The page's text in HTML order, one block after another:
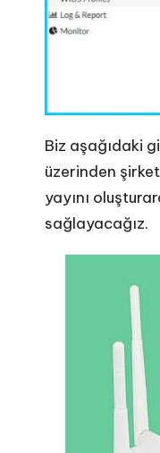
Biz aşağıdaki
üzerinden
yayını
sağlayacağız.